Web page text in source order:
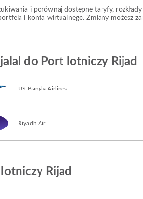
i porównaj dostępne taryfy,
i konta wirtualnego. Zmiany możesz
do Port lotniczy Rijad
US-Bangla Airlines
Riyadh Air
Rijad